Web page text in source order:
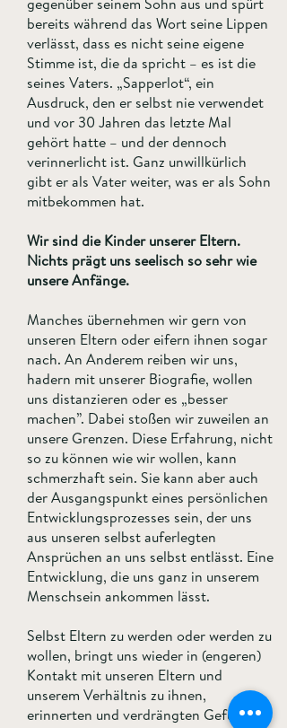
bereits während das Wort seine Lippen
verlässt, dass es nicht seine eigene
Stimme ist, die da spricht – es ist die
seines Vaters. „Sapperlot“, ein
Ausdruck, den er selbst nie verwendet
und vor 30 Jahren das letzte Mal
gehört hatte – und der dennoch
verinnerlicht ist. Ganz unwillkürlich
gibt er als Vater weiter, was er als Sohn
mitbekommen hat.
Wir sind die Kinder unserer Eltern.
Nichts prägt uns seelisch so sehr wie
unsere Anfänge.
Manches übernehmen wir gern von
unseren Eltern oder eifern ihnen sogar
nach. An Anderem reiben wir uns,
hadern mit unserer Biografie, wollen
uns distanzieren oder es „besser
machen”. Dabei stoßen wir zuweilen an
unsere Grenzen. Diese Erfahrung, nicht
so zu können wie wir wollen, kann
schmerzhaft sein. Sie kann aber auch
der Ausgangspunkt eines persönlichen
Entwicklungsprozesses sein, der uns
aus unseren selbst auferlegten
Ansprüchen an uns selbst entlässt. Eine
Entwicklung, die uns ganz in unserem
Menschsein ankommen lässt.
Selbst Eltern zu werden oder werden zu
wollen, bringt uns wieder in (engeren)
Kontakt mit unseren Eltern und
unserem Verhältnis zu ihnen,
erinnerten und verdrängten Gefühlen,